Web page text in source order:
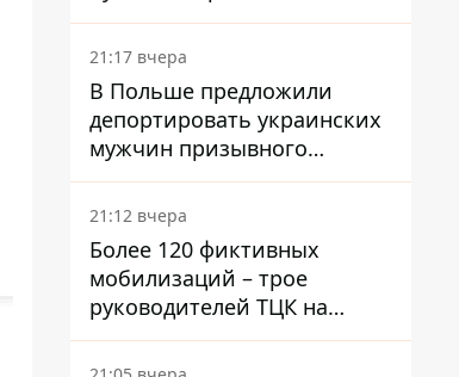
National Security Journal
21:17 вчера
В Польше предложили
депортировать украинских
мужчин призывного
возраста - кого это может
затронуть
21:12 вчера
Более 120 фиктивных
мобилизаций – трое
руководителей ТЦК на
Волыни и Буковине
получили подозрения за